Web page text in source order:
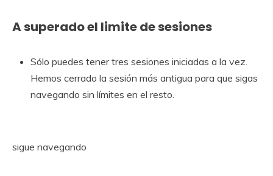
A superado el limite de sesiones
Sólo puedes tener tres sesiones iniciadas a la vez.
Hemos cerrado la sesión más antigua para que sigas
navegando sin límites en el resto.
sigue navegando